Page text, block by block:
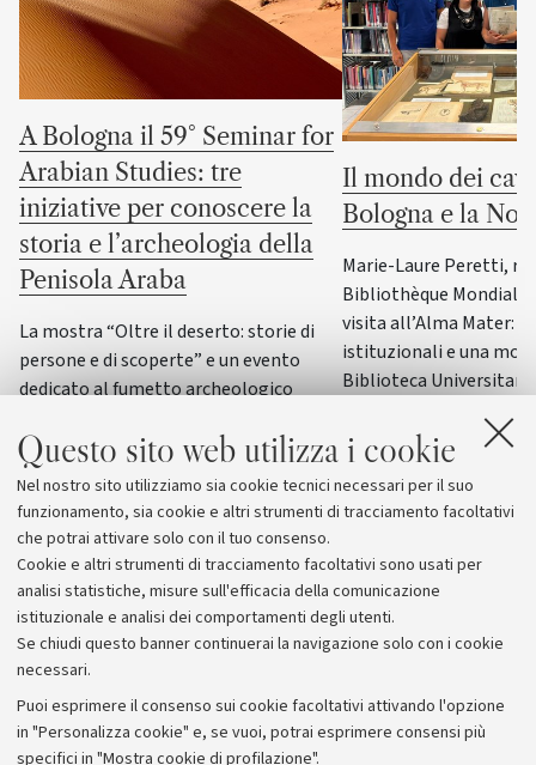
Questo sito web utilizza i cookie
Nel nostro sito utilizziamo sia cookie tecnici necessari per il suo
funzionamento, sia cookie e altri strumenti di tracciamento facoltativi
che potrai attivare solo con il tuo consenso.
Cookie e altri strumenti di tracciamento facoltativi sono usati per
analisi statistiche, misure sull'efficacia della comunicazione
istituzionale e analisi dei comportamenti degli utenti.
Se chiudi questo banner continuerai la navigazione solo con i cookie
necessari.
Puoi esprimere il consenso sui cookie facoltativi attivando l'opzione
in "Personalizza cookie" e, se vuoi, potrai esprimere consensi più
specifici in "Mostra cookie di profilazione".
A Bologna il 59° Seminar for
Arabian Studies: tre
iniziative per conoscere la
storia e l’archeologia della
Penisola Araba
La mostra “Oltre il deserto: storie di
persone e di scoperte” e un evento
dedicato al fumetto archeologico
convegno internazionale di
archeologia e storia della Penisola
Araba
Il mondo dei
Bologna e la
Marie-Laure Peretti,
Bibliothèque Mondiale
visita all’Alma Mater:
istituzionali e una
Biblioteca
Italia
Archivio
Comunicati stampa